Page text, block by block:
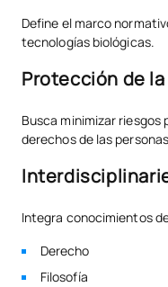
Define el marco
tecnologías biológicas.
Protección de
Busca minimizar riesgos
derechos de las
Integra conocimientos
Derecho
Filosofía